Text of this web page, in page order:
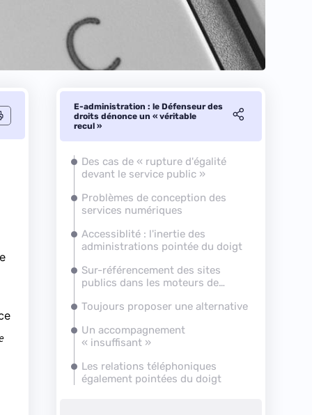
E-administration : le Défenseur des
droits dénonce un « véritable
recul »
Des cas de « rupture d'égalité
devant le service public »
Problèmes de conception des
services numériques
Accessiblité : l'inertie des
administrations pointée du doigt
Sur-référencement des sites
publics dans les moteurs de
Toujours proposer une alternative
Un accompagnement
« insuffisant »
Les relations téléphoniques
également pointées du doigt